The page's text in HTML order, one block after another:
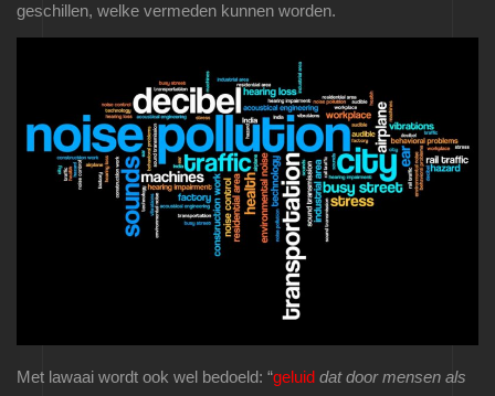
geschillen, welke vermeden kunnen worden.
Met lawaai wordt ook wel bedoeld: “geluid dat door mensen als